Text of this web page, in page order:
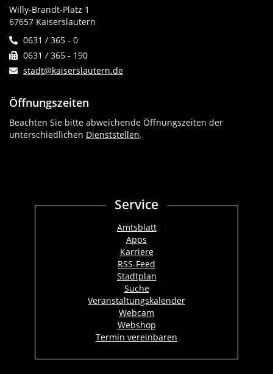
Willy-Brandt-Platz 1
67657 Kaiserslautern
0631 / 365 - 0
0631 / 365 - 190
stadt@kaiserslautern.de
Öffnungszeiten
Beachten Sie bitte abweichende Öffnungszeiten der
unterschiedlichen Dienststellen.
Service
Amtsblatt
Apps
Karriere
RSS-Feed
Stadtplan
Suche
Veranstaltungskalender
Webcam
Webshop
Termin vereinbaren